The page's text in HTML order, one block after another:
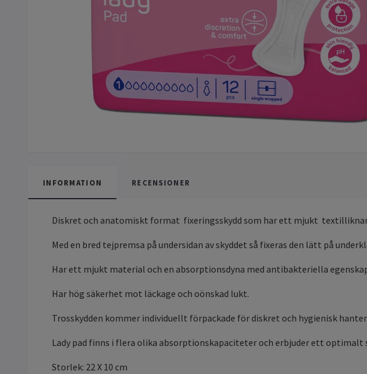
INFORMATION RECENSIONER
Diskret och anatomiskt format fixeringsskydd som har ett mjukt
Med en bred tejpremsa på undersidan av skyddet så fixeras den lätt på
Har ett mjukt material och en absorptionsdyna med antibakteriella
Har hög säkerhet mot läckage och oönskad lukt.
Trosskydden kommer individuellt förpackade för diskret och hygienisk
Lady pad finns i flera olika absorptionskapaciteter och erbjuder ett optimalt
Storlek: 22 X 10 cm